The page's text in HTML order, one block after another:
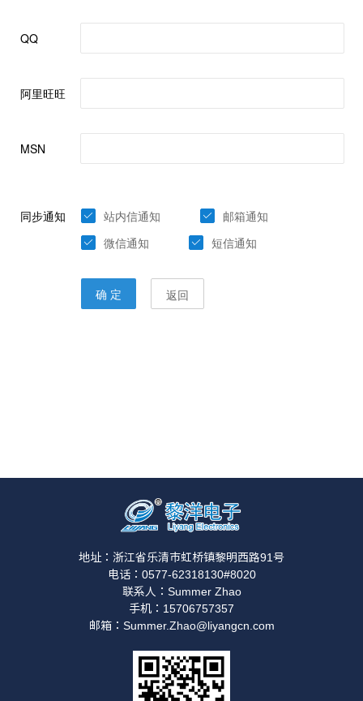
地址：浙江省乐清市虹桥镇黎明西路91号
电话：0577-62318130#8020
联系人：Summer Zhao
手机：15706757357
邮箱：Summer.Zhao@liyangcn.com